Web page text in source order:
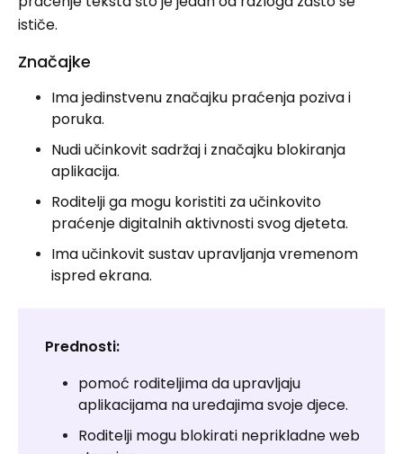
ističe.
Značajke
Ima jedinstvenu značajku praćenja poziva i
poruka.
Nudi učinkovit sadržaj i značajku blokiranja
aplikacija.
Roditelji ga mogu koristiti za učinkovito
praćenje digitalnih aktivnosti svog djeteta.
Ima učinkovit sustav upravljanja vremenom
ispred ekrana.
Prednosti:
pomoć roditeljima da upravljaju
aplikacijama na uređajima svoje djece.
Roditelji mogu blokirati neprikladne web